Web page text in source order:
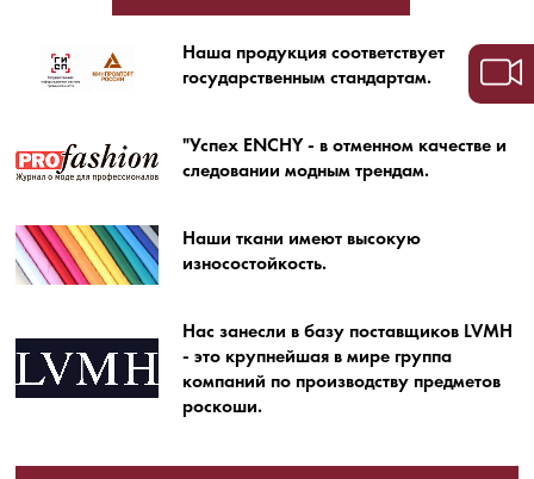
Наша продукция соответствует
государственным стандартам.
"Успех ENCHY - в отменном качестве и
следовании модным трендам.
Наши ткани имеют высокую
износостойкость.
Нас занесли в базу поставщиков LVMH
- это крупнейшая в мире группа
компаний по производству предметов
роскоши.